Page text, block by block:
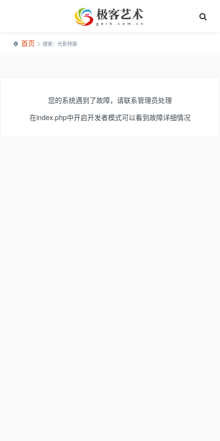
首页 > 搜索：光影特展
您的系统遇到了故障，请联系管理员处理
在index.php中开启开发者模式可以看到故障详细情况